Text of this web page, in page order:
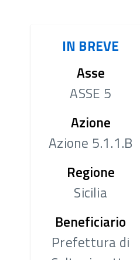
SI.GE.CO
Sistema informativo
IN BREVE
Asse
ASSE 5
Azione
Azione 5.1.1.B
Regione
Sicilia
Beneficiario
Prefettura di